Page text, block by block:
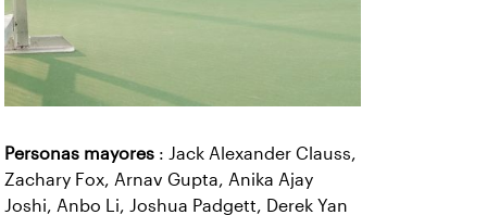
Personas mayores : Jack Alexander Clauss,
Zachary Fox, Arnav Gupta, Anika Ajay
Joshi, Anbo Li, Joshua Padgett, Derek Yan